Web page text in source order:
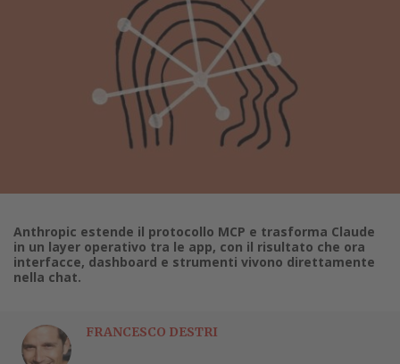
Anthropic estende il protocollo MCP e trasforma Claude
in un layer operativo tra le app, con il risultato che ora
interfacce, dashboard e strumenti vivono direttamente
nella chat.
FRANCESCO DESTRI